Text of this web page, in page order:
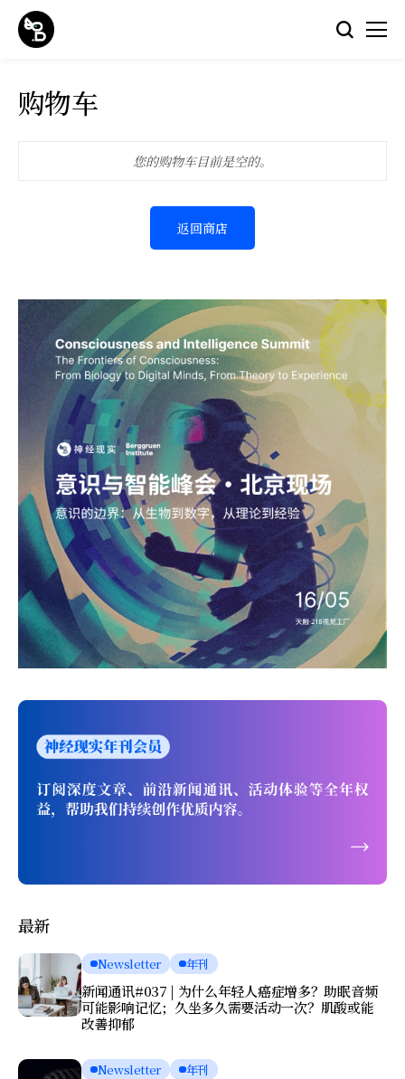
购物车
您的购物车目前是空的。
返回商店
最新
Newsletter 年刊
新闻通讯#037 | 为什么年轻人癌症增多？助眠音频
可能影响记忆；久坐多久需要活动一次？肌酸或能
改善抑郁
Newsletter 年刊